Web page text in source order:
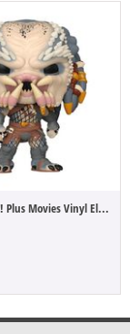
Predator POP! Plus Movies Vinyl Elder Gre...